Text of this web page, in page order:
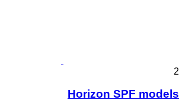
2
Horizon SPF models